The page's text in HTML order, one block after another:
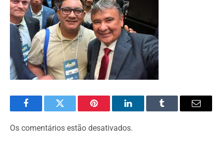
FacebookTwitter Pinterest O
LinkedIn
Tumblr
E-
Os comentários estão desativados.